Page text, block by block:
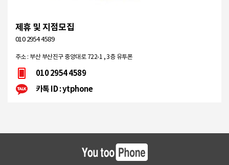
제휴 및 지점모집
010 2954 4589
주소 : 부산 부산진구 중앙대로 722-1 , 3층 유투폰
010 2954 4589
카톡 ID : ytphone